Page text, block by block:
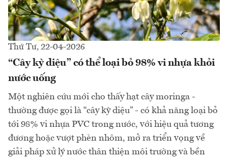
Thứ Tư, 22-04-2026
“Cây kỳ diệu” có thể loại bỏ 98% vi nhựa khỏi
nước uống
Một nghiên cứu mới cho thấy hạt cây moringa -
thường được gọi là “cây kỳ diệu” - có khả năng loại bỏ
tới 98% vi nhựa PVC trong nước, với hiệu quả tương
đương hoặc vượt phèn nhôm, mở ra triển vọng về
giải pháp xử lý nước thân thiện môi trường và bền